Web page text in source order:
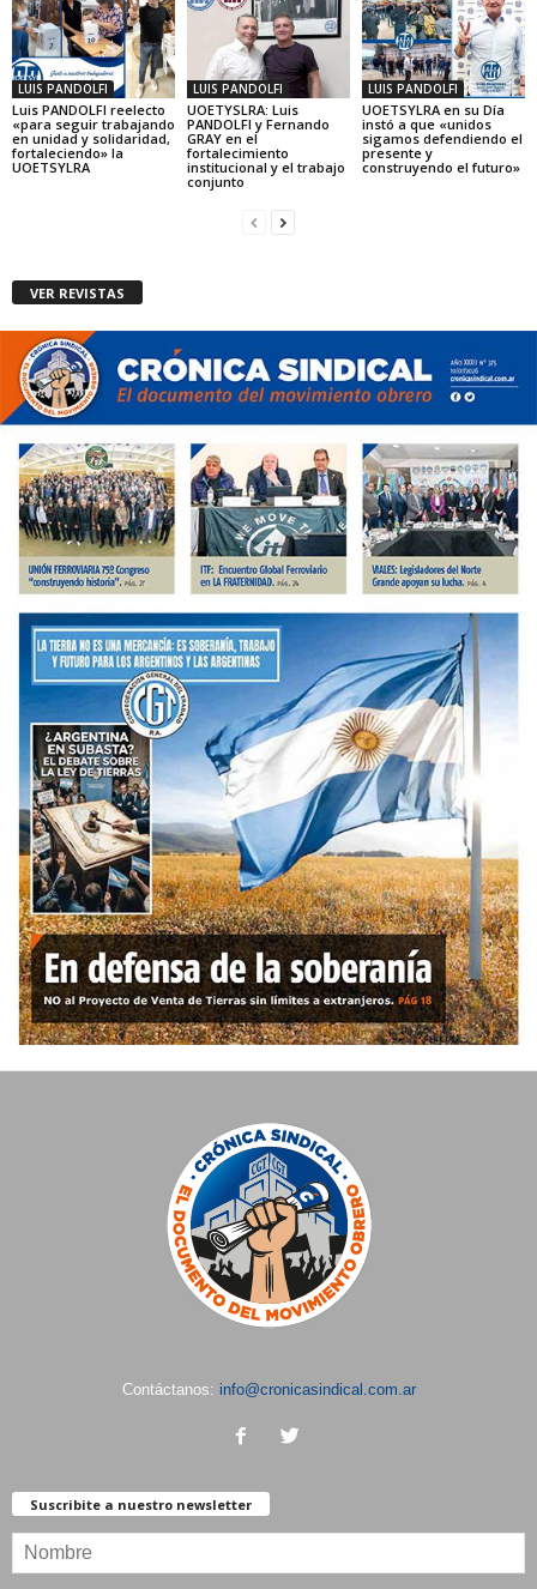
LUIS PANDOLFI
Luis PANDOLFI reelecto
«para seguir trabajando
en unidad y solidaridad,
fortaleciendo» la
UOETSYLRA
LUIS PANDOLFI
UOETYSLRA: Luis
PANDOLFI y Fernando
GRAY en el
fortalecimiento
institucional y el trabajo
conjunto
LUIS PANDOLFI
UOETSYLRA en su Día
instó a que «unidos
sigamos defendiendo el
presente y
construyendo el futuro»
VER REVISTAS
Contáctanos: info@cronicasindical.com.ar
Suscribite a nuestro newsletter